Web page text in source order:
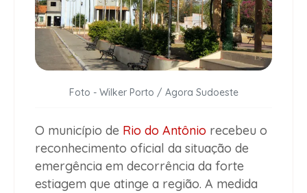
Foto - Wilker Porto / Agora Sudoeste
O município de Rio do Antônio recebeu o
reconhecimento oficial da situação de
emergência em decorrência da forte
estiagem que atinge a região. A medida